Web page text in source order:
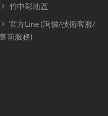
竹中彰地區
官方Line (詢價/技術客服/
前服務)